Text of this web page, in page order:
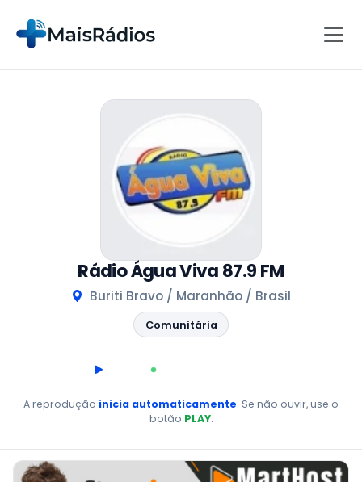
Rádio Água Viva 87.9 FM
Buriti Bravo / Maranhão / Brasil
Comunitária
AO VIVO
A reprodução inicia automaticamente. Se não ouvir, use o
botão PLAY.